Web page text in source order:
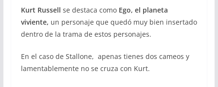
Kurt Russell se destaca como Ego, el planeta
viviente, un personaje que quedó muy bien insertado
dentro de la trama de estos personajes.
En el caso de Stallone, apenas tienes dos cameos y
lamentablemente no se cruza con Kurt.